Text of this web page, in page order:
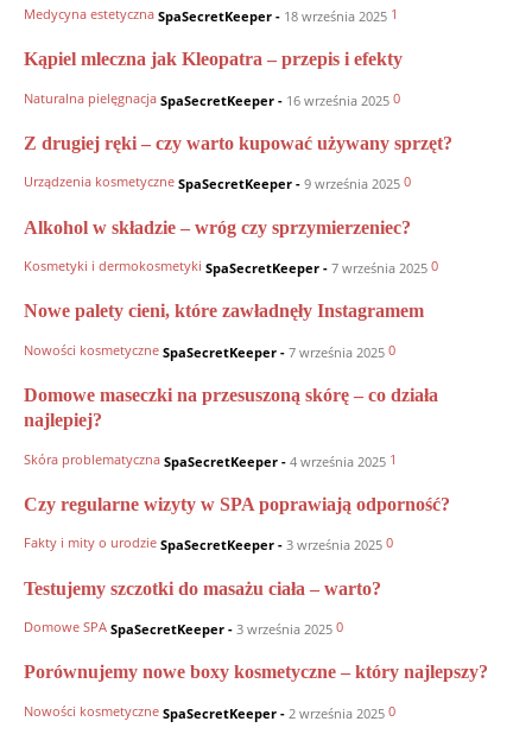
Medycyna estetyczna SpaSecretKeeper - 18 września 2025 1
Kąpiel mleczna jak Kleopatra – przepis i efekty
Naturalna pielęgnacja SpaSecretKeeper - 16 września 2025 0
Z drugiej ręki – czy warto kupować używany sprzęt?
Urządzenia kosmetyczne SpaSecretKeeper - 9 września 2025 0
Alkohol w składzie – wróg czy sprzymierzeniec?
Kosmetyki i dermokosmetyki SpaSecretKeeper - 7 września 2025 0
Nowe palety cieni, które zawładnęły Instagramem
Nowości kosmetyczne SpaSecretKeeper - 7 września 2025 0
Domowe maseczki na przesuszoną skórę – co działa
najlepiej?
Skóra problematyczna SpaSecretKeeper - 4 września 2025 1
Czy regularne wizyty w SPA poprawiają odporność?
Fakty i mity o urodzie SpaSecretKeeper - 3 września 2025 0
Testujemy szczotki do masażu ciała – warto?
Domowe SPA SpaSecretKeeper - 3 września 2025 0
Porównujemy nowe boxy kosmetyczne – który najlepszy?
Nowości kosmetyczne SpaSecretKeeper - 2 września 2025 0